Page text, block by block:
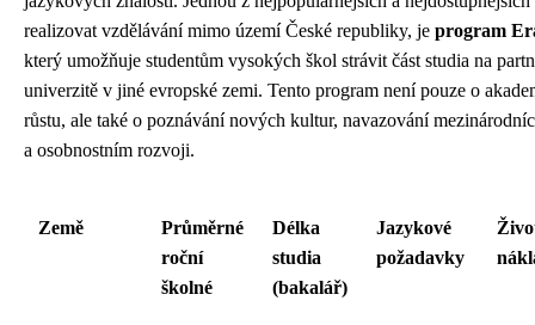
realizovat vzdělávání mimo území České republiky, je program
který umožňuje studentům vysokých škol strávit část studia na
univerzitě v jiné evropské zemi. Tento program není pouze o
růstu, ale také o poznávání nových kultur, navazování
a osobnostním rozvoji.
Země
Průměrné
roční
školné
Délka
studia
(bakalář)
Jazykové
požadavky